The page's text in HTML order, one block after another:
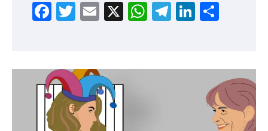
Facebook
Twitter
Email
X WhatsApp
Telegram